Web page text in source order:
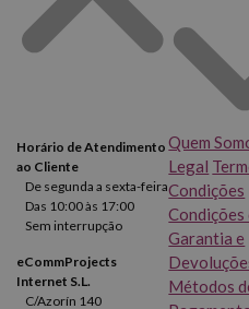
Horário de Atendimento
ao Cliente
De segunda a sexta-feira
Das 10:00 às 17:00
Sem interrupção
eCommProjects
Internet S.L.
C/Azorín 140
Quem
Legal
Condições
Condições
Garantia e
Métodos